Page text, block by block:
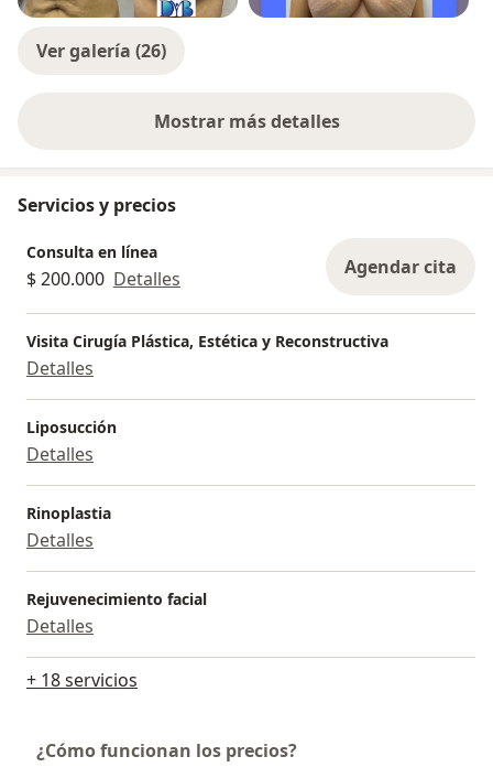
Ver galería (26)
Mostrar más detalles
sobre la experiencia
Servicios y precios
Consulta en línea
$ 200.000 Detalles Agendar cita
Visita Cirugía Plástica, Estética y Reconstructiva
Detalles
Liposucción
Detalles
Rinoplastia
Detalles
Rejuvenecimiento facial
Detalles
+ 18 servicios
¿Cómo funcionan los precios?